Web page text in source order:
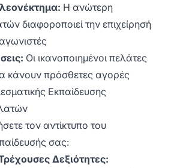
Η ανώτερη
διαφοροποιεί την επιχείρησή
Οι ικανοποιημένοι πελάτες
κάνουν πρόσθετες αγορές
Εκπαίδευσης
τον αντίκτυπο του
σας:
Δεξιότητες: